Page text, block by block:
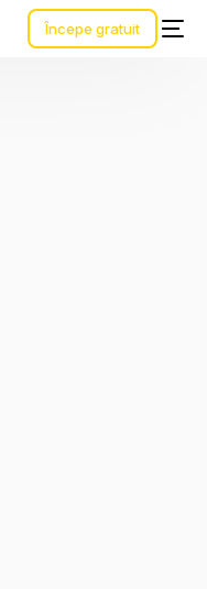
Începe gratuit